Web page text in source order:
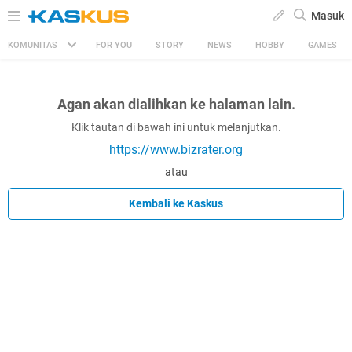
Masuk
KOMUNITAS FOR YOU STORY NEWS HOBBY GAMES
Agan akan dialihkan ke halaman lain.
Klik tautan di bawah ini untuk melanjutkan.
https://www.bizrater.org
atau
Kembali ke Kaskus